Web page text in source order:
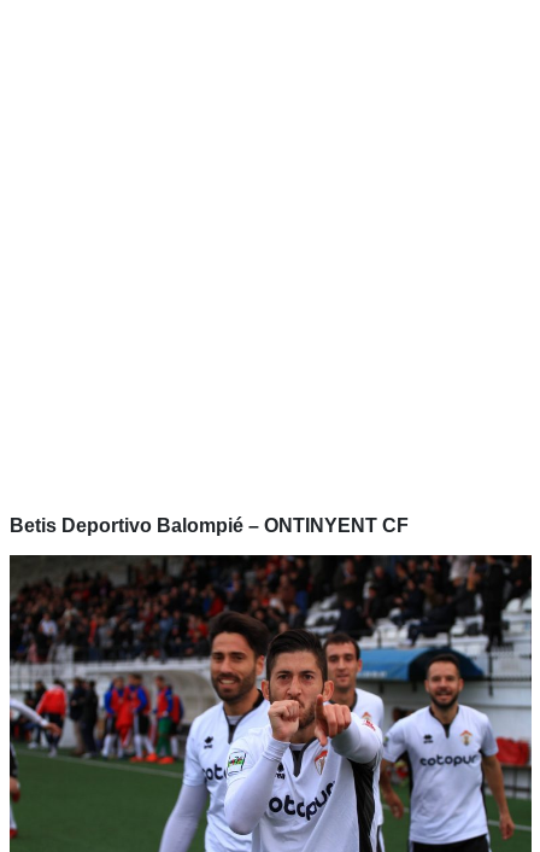
Betis Deportivo Balompié – ONTINYENT CF